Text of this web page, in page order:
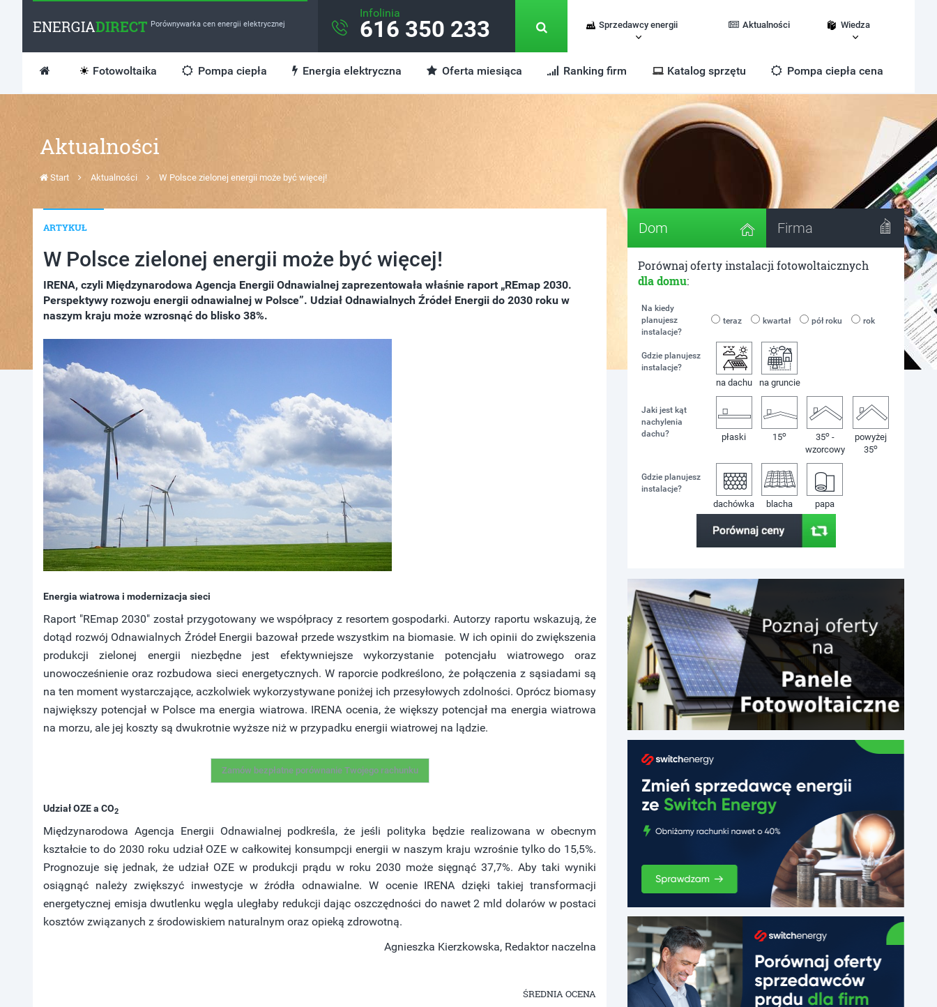
ENERGIADIRECT Porównywarka cen energii elektrycznej
Infolinia
616 350 233 Sprzedawcy energii Aktualności Wiedza
Fotowoltaika Pompa ciepła Energia elektryczna Oferta miesiąca Ranking firm Katalog sprzętu Pompa ciepła cena
Aktualności
Start Aktualności W Polsce zielonej energii może być więcej!
ARTYKUŁ
W Polsce zielonej energii może być więcej!
IRENA, czyli Międzynarodowa Agencja Energii Odnawialnej zaprezentowała właśnie raport „REmap 2030.
Perspektywy rozwoju energii odnawialnej w Polsce”. Udział Odnawialnych Źródeł Energii do 2030 roku w
naszym kraju może wzrosnąć do blisko 38%.
Energia wiatrowa i modernizacja sieci
Raport "REmap 2030" został przygotowany we współpracy z resortem gospodarki. Autorzy raportu wskazują, że
dotąd rozwój Odnawialnych Źródeł Energii bazował przede wszystkim na biomasie. W ich opinii do zwiększenia
produkcji zielonej energii niezbędne jest efektywniejsze wykorzystanie potencjału wiatrowego oraz
unowocześnienie oraz rozbudowa sieci energetycznych. W raporcie podkreślono, że połączenia z sąsiadami są
na ten moment wystarczające, aczkolwiek wykorzystywane poniżej ich przesyłowych zdolności. Oprócz biomasy
największy potencjał w Polsce ma energia wiatrowa. IRENA ocenia, że większy potencjał ma energia wiatrowa
na morzu, ale jej koszty są dwukrotnie wyższe niż w przypadku energii wiatrowej na lądzie.
Zamów bezpłatne porównanie Twojego rachunku
Udział OZE a CO2
Międzynarodowa Agencja Energii Odnawialnej podkreśla, że jeśli polityka będzie realizowana w obecnym
kształcie to do 2030 roku udział OZE w całkowitej konsumpcji energii w naszym kraju wzrośnie tylko do 15,5%.
Prognozuje się jednak, że udział OZE w produkcji prądu w roku 2030 może sięgnąć 37,7%. Aby taki wyniki
osiągnąć należy zwiększyć inwestycje w źródła odnawialne. W ocenie IRENA dzięki takiej transformacji
energetycznej emisja dwutlenku węgla uległaby redukcji dając oszczędności do nawet 2 mld dolarów w postaci
kosztów związanych z środowiskiem naturalnym oraz opieką zdrowotną.
Agnieszka Kierzkowska, Redaktor naczelna
ŚREDNIA OCENA
Dom Firma
Porównaj oferty instalacji fotowoltaicznych
dla domu:
Na kiedy
planujesz
instalacje?
teraz kwartał pół roku rok
Gdzie planujesz
instalacje?
na dachu na gruncie
Jaki jest kąt
nachylenia
dachu?
płaski 15o 35o-
wzorcowy
powyżej
35o
Gdzie planujesz
instalacje?
dachówka blacha papa